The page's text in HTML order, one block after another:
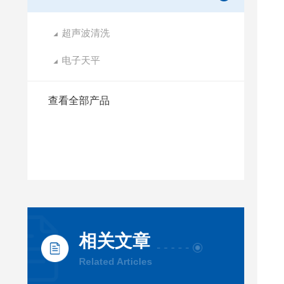
超声波清洗
电子天平
查看全部产品
相关文章
Related Articles